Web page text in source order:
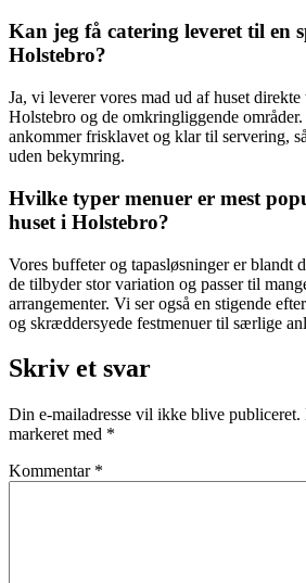
Kan jeg få catering leveret til en
Holstebro?
Ja, vi leverer vores mad ud af huset direkte
Holstebro og de omkringliggende
ankommer frisklavet og klar til servering,
uden bekymring.
Hvilke typer menuer er mest
huset i Holstebro?
Vores buffeter og tapasløsninger er blandt
de tilbyder stor variation og passer til
arrangementer. Vi ser også en stigende
og skræddersyede festmenuer til særlige
Skriv et svar
Din e-mailadresse vil ikke blive publiceret.
markeret med *
Kommentar *